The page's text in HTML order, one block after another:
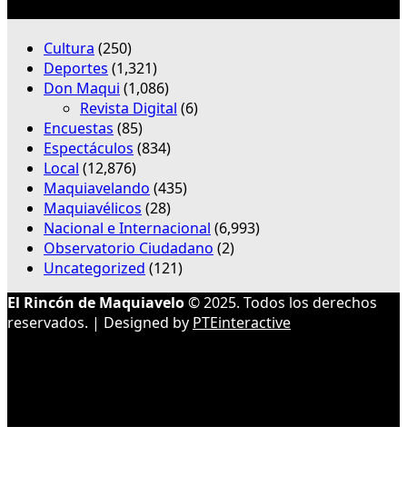
Cultura (250)
Deportes (1,321)
Don Maqui (1,086)
Revista Digital (6)
Encuestas (85)
Espectáculos (834)
Local (12,876)
Maquiavelando (435)
Maquiavélicos (28)
Nacional e Internacional (6,993)
Observatorio Ciudadano (2)
Uncategorized (121)
El Rincón de Maquiavelo© 2025. Todos los derechos
reservados. | Designed by PTEinteractive